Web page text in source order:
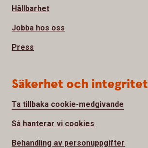
Hållbarhet
Jobba hos oss
Press
Säkerhet och integritet
Ta tillbaka cookie-medgivande
Så hanterar vi cookies
Behandling av personuppgifter